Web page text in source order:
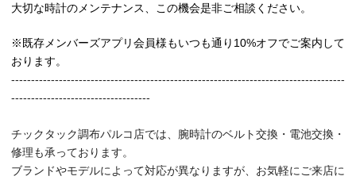
大切な時計のメンテナンス、この機会是非ご相談ください。
※既存メンバーズアプリ会員様もいつも通り10%オフでご案内して
おります。
------------------------------------------------------------------------------------
-----------------------------------
チックタック調布パルコ店では、腕時計のベルト交換・電池交換・
修理も承っております。
ブランドやモデルによって対応が異なりますが、お気軽にご来店に